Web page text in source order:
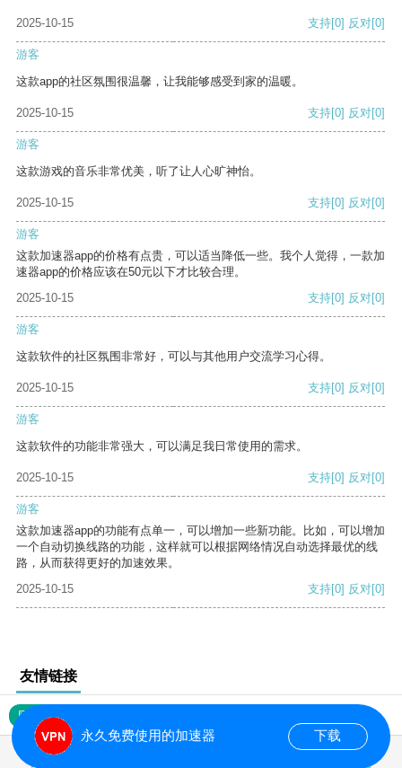
2025-10-15 支持[0] 反对[0]
游客
这款app的社区氛围很温馨，让我能够感受到家的温暖。
2025-10-15 支持[0] 反对[0]
游客
这款游戏的音乐非常优美，听了让人心旷神怡。
2025-10-15 支持[0] 反对[0]
游客
这款加速器app的价格有点贵，可以适当降低一些。我个人觉得，一款加
速器app的价格应该在50元以下才比较合理。
2025-10-15
支持[0] 反对[0]
游客
这款软件的社区氛围非常好，可以与其他用户交流学习心得。
2025-10-15 支持[0] 反对[0]
游客
这款软件的功能非常强大，可以满足我日常使用的需求。
2025-10-15 支持[0] 反对[0]
游客
这款加速器app的功能有点单一，可以增加一些新功能。比如，可以增加
一个自动切换线路的功能，这样就可以根据网络情况自动选择最优的线
路，从而获得更好的加速效果。
2025-10-15
支持[0] 反对[0]
友情链接
网站地图
永久免费使用的加速器 下载